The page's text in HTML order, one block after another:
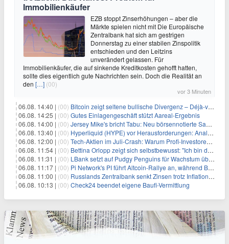
Immobilienkäufer
EZB stoppt Zinserhöhungen – aber die
Märkte spielen nicht mit Die Europäische
Zentralbank hat sich am gestrigen
Donnerstag zu einer stabilen Zinspolitik
entschieden und den Leitzins
unverändert gelassen. Für
Immobilienkäufer, die auf sinkende Kreditkosten gehofft hatten,
sollte dies eigentlich gute Nachrichten sein. Doch die Realität an
den […] (00)
vor 3 Minuten
06.08. 14:40 | (00) Bitcoin zeigt seltene bullische Divergenz – Déjà-vu für BTC?
06.08. 14:25 | (00) Gutes Einlagengeschäft stützt Aareal-Ergebnis
06.08. 14:00 | (00) Jersey Mike's bricht Tabu: Neu börsennotierte Sandwich-Kette startet Millionen-Offensive in digitales Marketing
06.08. 13:40 | (00) Hyperliquid (HYPE) vor Herausforderungen: Analysten erwarten kurzfristigen Kursrückgang
06.08. 12:00 | (00) Tech-Aktien im Juli-Crash: Warum Profi-Investoren jetzt zugreifen – Stresstest statt Bärenmarkt
06.08. 11:54 | (00) Bettina Orlopp zeigt sich selbstbewusst: "Ich bin die Vorstandsvorsitzende"
06.08. 11:31 | (00) LBank setzt auf Pudgy Penguins für Wachstum über den Handel hinaus
06.08. 11:17 | (00) Pi Network's PI führt Altcoin-Rallye an, während Bitcoin $65.000 anpeilt
06.08. 11:00 | (00) Russlands Zentralbank senkt Zinsen trotz Inflations-Schock – ein riskantes Spiel
06.08. 10:13 | (00) Check24 beendet eigene Baufi-Vermittlung